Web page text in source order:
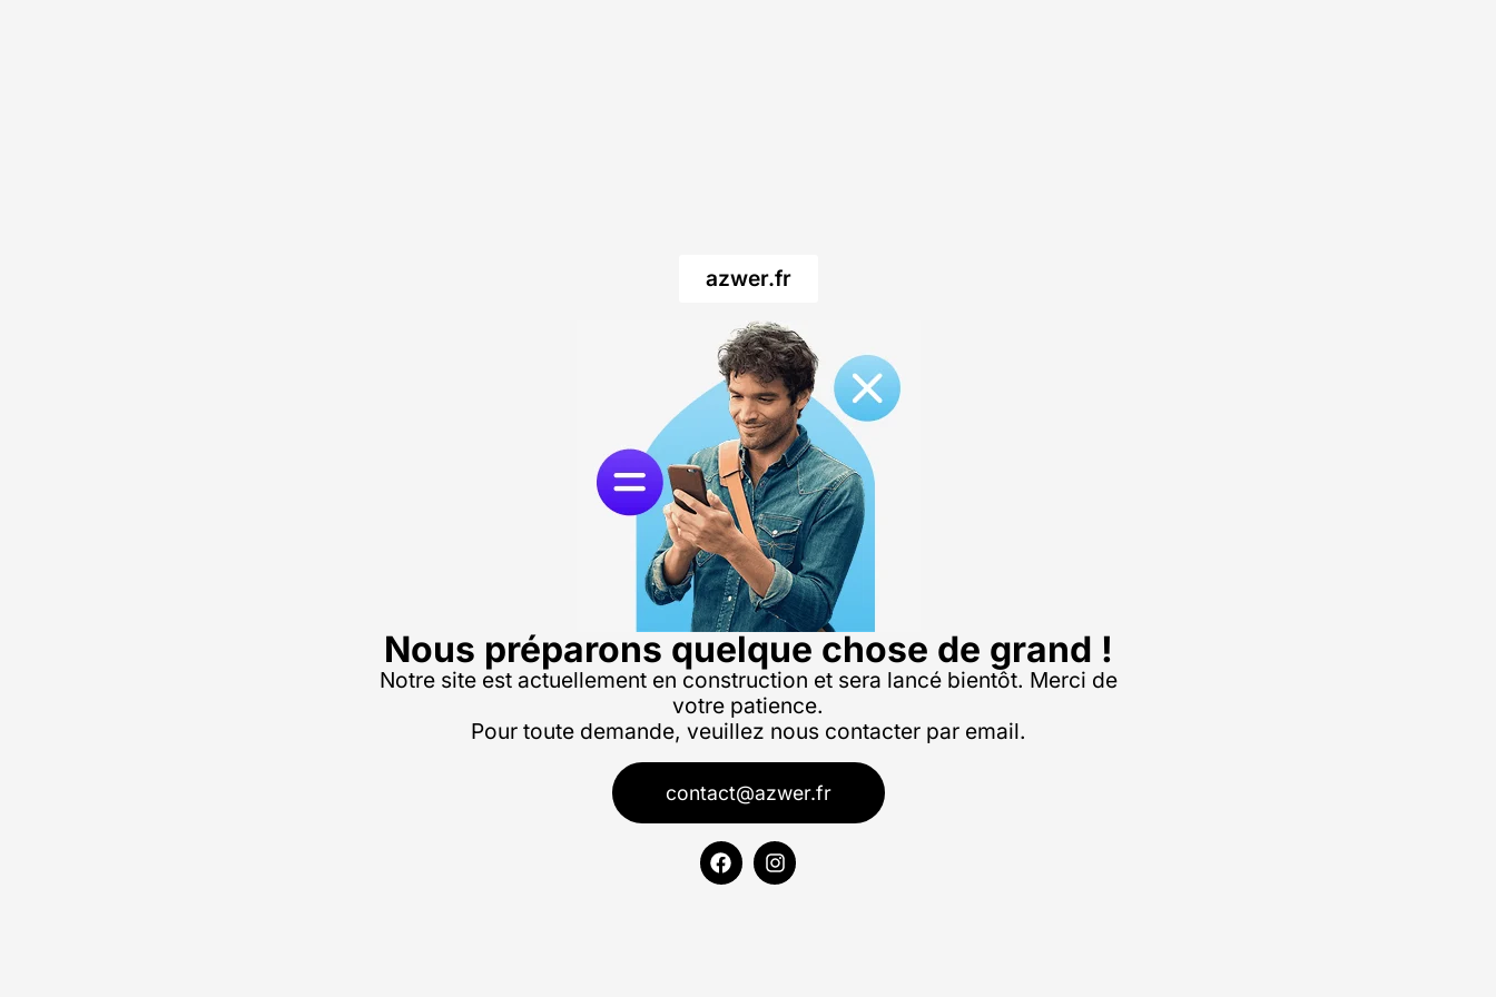
azwer.fr
Nous préparons quelque chose de grand !
Notre site est actuellement en construction et sera lancé bientôt. Merci de
votre patience.
Pour toute demande, veuillez nous contacter par email.
contact@azwer.fr